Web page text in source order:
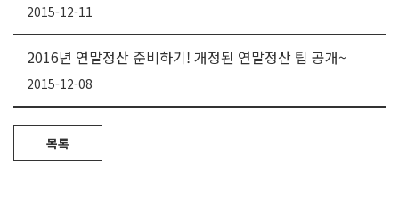
2015-12-11
2016년 연말정산 준비하기! 개정된 연말정산 팁 공개~
2015-12-08
목록